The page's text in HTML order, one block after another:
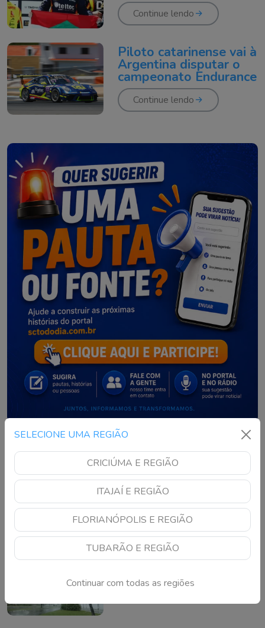
SELECIONE UMA REGIÃO
CRICIÚMA E REGIÃO
ITAJAÍ E REGIÃO
FLORIANÓPOLIS E REGIÃO
TUBARÃO E REGIÃO
Continuar com todas as regiões
Continue lendo
Piloto catarinense vai à
Argentina disputar o
campeonato Endurance
Continue lendo
Chapecoense se despede
da Copa do Brasil após
derrota para o Cruzeiro
O que é um ciclone
fenômeno que pode